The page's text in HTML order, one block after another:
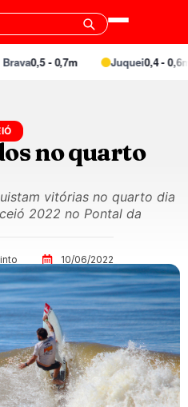
0,5 - 0,7m Juquei0,4 - 0,6m
no quarto
vitórias no quarto dia
2022 no Pontal da
10/06/2022